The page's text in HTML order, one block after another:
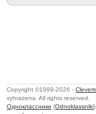
Copyright ©1999-2026 -
vyhrazena. All rights reserved.
Одноклассники (Odnoklassniki